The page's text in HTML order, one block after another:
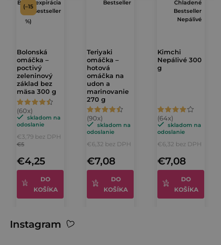
Blízka expirácia
Bestseller
Bolonská
omáčka –
poctivý
zeleninový
základ bez
mäsa 300 g
Priemerné
hodnotenie
je
4,8
z
hviezdičiek.
odoslanie
€3,79 bez DPH
€4,25
€5
(–15
%)
DO
KOŠÍKA
Bestseller
Teriyaki
omáčka –
hotová
omáčka na
udon a
marinovanie
270 g
Priemerné
hodnotenie
4,7
skladom na
odoslanie
€6,32 bez DPH
€7,08
DO
KOŠÍKA
Chladené
Bestseller
Nepálivé
Kimchi
Nepálivé 300
g
Priemerné
hodnotenie
4,4
skladom na
odoslanie
€6,32 bez DPH
€7,08
DO
KOŠÍKA
Instagram